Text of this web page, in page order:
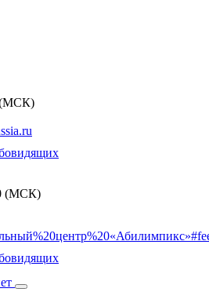
(МСК)
(МСК)